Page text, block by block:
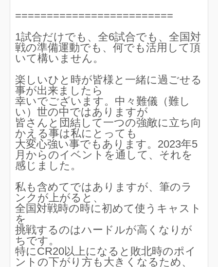
=========================
1試合だけでも、全6試合でも、全国対
戦の準備運動でも、何でも活用して頂
いて構いません。
楽しいひと時が皆様と一緒に過ごせる
事が出来ましたら
幸いでございます。中々難儀（難し
い）世の中ではありますが
皆さんと団結して一つの強敵に立ち向
かえる事は私にとっても
大変心強い事でもあります。2023年5
月からのイベントを通して、それを
感じました。
私も含めてではありますが、筆のラ
ンクが上がると、
全国対戦時の時に初めて使うキャスト
を
挑戦するのはハードルが高くなりが
ちです。
特にCR20以上になると敗北時のポイ
ントの下がり方も大きくなるため、